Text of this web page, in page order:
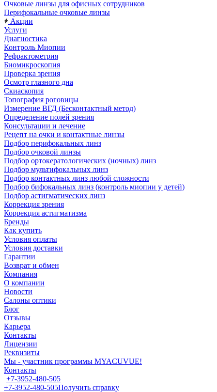
Очковые линзы для офисных сотрудников
Перифокальные очковые линзы
Акции
Услуги
Диагностика
Контроль Миопии
Рефрактометрия
Биомикроскопия
Проверка зрения
Осмотр глазного дна
Скиаскопия
Топография роговицы
Измерение ВГД (Бесконтактный метод)
Определение полей зрения
Консультации и лечение
Рецепт на очки и контактные линзы
Подбор перифокальных линз
Подбор очковой линзы
Подбор ортокератологических (ночных) линз
Подбор мультифокальных линз
Подбор контактных линз любой сложности
Подбор бифокальных линз (контроль миопии у детей)
Подбор астигматических линз
Коррекция зрения
Коррекция астигматизма
Бренды
Как купить
Условия оплаты
Условия доставки
Гарантии
Возврат и обмен
Компания
О компании
Новости
Салоны оптики
Блог
Отзывы
Карьера
Контакты
Лицензии
Реквизиты
Мы - участник программы MYACUVUE!
Контакты
+7-3952-480-505
+7-3952-480-505Получить справку